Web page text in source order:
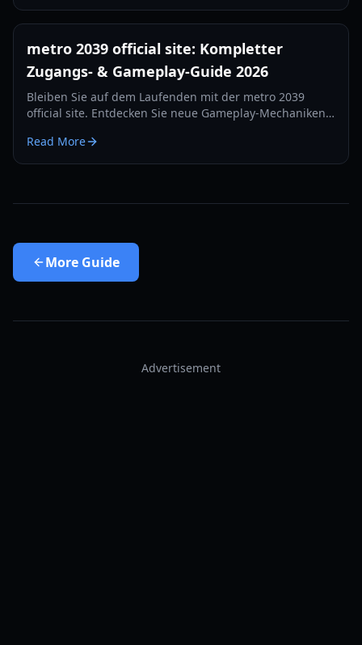
metro 2039 official site: Kompletter
Zugangs- & Gameplay-Guide 2026
Bleiben Sie auf dem Laufenden mit der metro 2039
official site. Entdecken Sie neue Gameplay-Mechaniken,
für die Veröffentlichung 2026.
Read More
More Guide
Advertisement